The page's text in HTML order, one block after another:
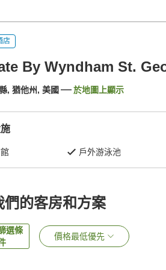
店
By Wyndham St.
, 猶他州, 美國 於地圖上顯示
戶外游泳池
們的客房和方案
選條
價格最低優先